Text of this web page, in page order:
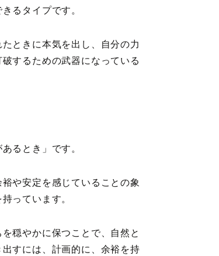
るタイプです。
ときに本気を出し、自分の力
するための武器になっている
るとき」です。
や安定を感じていることの象
っています。
穏やかに保つことで、自然と
すには、計画的に、余裕を持